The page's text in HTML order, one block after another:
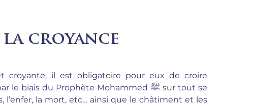
la croyance
il est obligatoire pour eux de croire
le biais du Prophète Mohammed ﷺ sur tout se
l’enfer, la mort, etc… ainsi que le châtiment et les